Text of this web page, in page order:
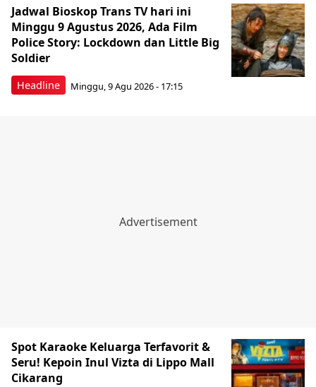
Headline
Jadwal Bioskop Trans TV hari ini
Minggu 9 Agustus 2026, Ada Film
Police Story: Lockdown dan Little Big
Soldier
Minggu, 9 Agu 2026 - 17:15
Spot Karaoke Keluarga Terfavorit &
Seru! Kepoin Inul Vizta di Lippo Mall
Cikarang